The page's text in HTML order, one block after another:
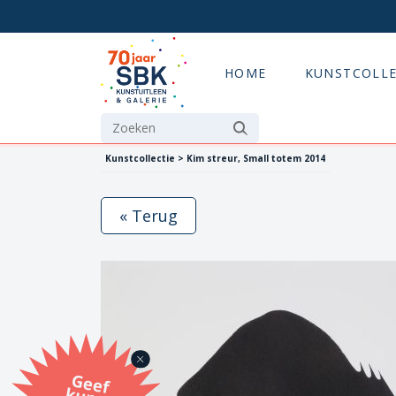
HOME
Kunstcollectie > Kim streur, Small totem 2014
G
eef
u
n
st
a
d
o
m
et
e SB
K
u
n
stb
o
n
« Terug